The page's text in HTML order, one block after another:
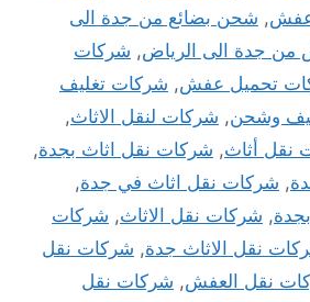
عفش, شحن بضائع من جدة الى
جدة الى الرياض, شركات
تحميل عفش, شركات تغليف
وشحن, شركات لنقل الاثاث,
نقل أثاث, شركات نقل اثاث بجدة,
, شركات نقل اثاث في جدة,
, شركات نقل الاثاث, شركات
نقل الاثاث جدة, شركات نقل
نقل العفش, شركات نقل